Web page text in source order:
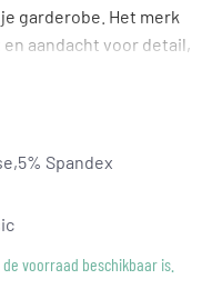
garderobe. Het merk
aandacht voor detail,
voegt moeiteloos
Spandex
voorraad beschikbaar is.